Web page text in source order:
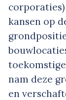
kansen op
nam deze
en